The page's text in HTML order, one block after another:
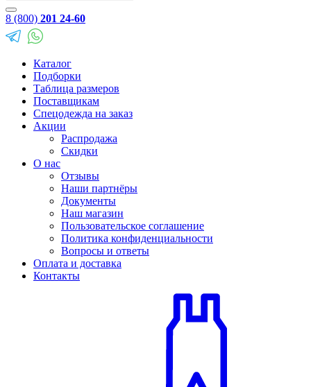
8 (800) 201 24-60
Каталог
Подборки
Таблица размеров
Поставщикам
Спецодежда на заказ
Акции
Распродажа
Скидки
О нас
Отзывы
Наши партнёры
Документы
Наш магазин
Пользовательское соглашение
Политика конфиденциальности
Вопросы и ответы
Оплата и доставка
Контакты